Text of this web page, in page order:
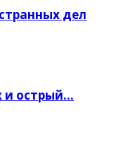
дел
и острый…